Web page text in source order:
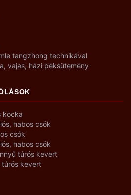
tangzhong technikával
vajas, házi péksütemény
kocka
habos csók
csók
habos csók
túrós kevert
túrós kevert